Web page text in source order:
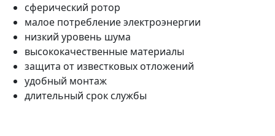
сферический ротор
малое потребление электроэнергии
низкий уровень шума
высококачественные материалы
защита от известковых отложений
удобный монтаж
длительный срок службы